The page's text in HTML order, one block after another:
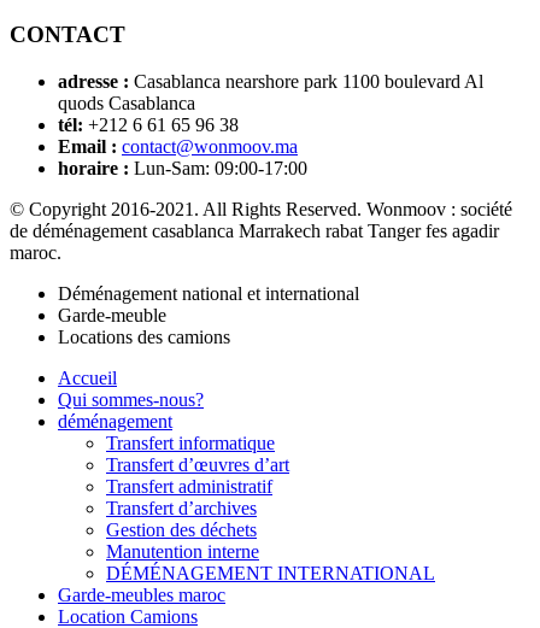
CONTACT
adresse : Casablanca nearshore park 1100 boulevard Al
quods Casablanca
tél: +212 6 61 65 96 38
Email : contact@wonmoov.ma
horaire : Lun-Sam: 09:00-17:00
© Copyright 2016-2021. All Rights Reserved. Wonmoov : société
de déménagement casablanca Marrakech rabat Tanger fes agadir
maroc.
Déménagement national et international
Garde-meuble
Locations des camions
Accueil
Qui sommes-nous?
déménagement
Transfert informatique
Transfert d’œuvres d’art
Transfert administratif
Transfert d’archives
Gestion des déchets
Manutention interne
DÉMÉNAGEMENT INTERNATIONAL
Garde-meubles maroc
Location Camions